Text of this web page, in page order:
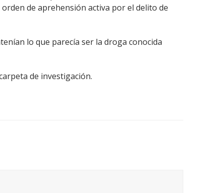
orden de aprehensión activa por el delito de
lo que parecía ser la droga conocida
de investigación.